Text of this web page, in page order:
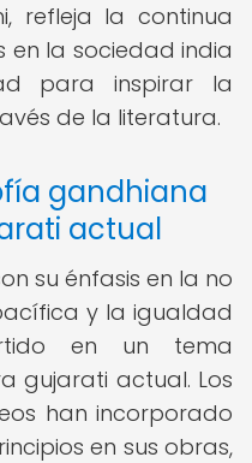
refleja la continua
en la sociedad india
para inspirar la
de la literatura.
gandhiana
actual
su énfasis en la no
y la igualdad
en un tema
gujarati actual. Los
han incorporado
en sus obras,